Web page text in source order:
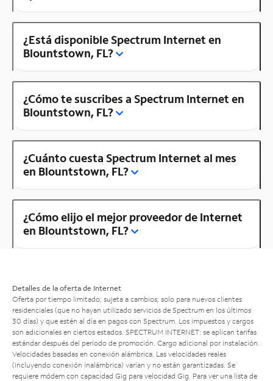
¿Está disponible Spectrum Internet en
Blountstown, FL?
¿Cómo te suscribes a Spectrum Internet en
Blountstown, FL?
¿Cuánto cuesta Spectrum Internet al mes
en Blountstown, FL?
¿Cómo elijo el mejor proveedor de Internet
en Blountstown, FL?
Detalles de la oferta de Internet
Oferta por tiempo limitado; sujeta a cambios; solo para nuevos clientes
residenciales (que no hayan utilizado servicios de Spectrum en los últimos
30 días) y que estén al día en pagos con Spectrum. Los impuestos y cargos
son adicionales en ciertos estados. SPECTRUM INTERNET: se aplican tarifas
estándar después del período de promoción. Cargo adicional por instalación.
Velocidades basadas en conexión alámbrica. Las velocidades reales
(incluyendo conexión inalámbrica) varían y no están garantizadas. Se
requiere módem con capacidad Gig para velocidad Gig. Para ver una lista de